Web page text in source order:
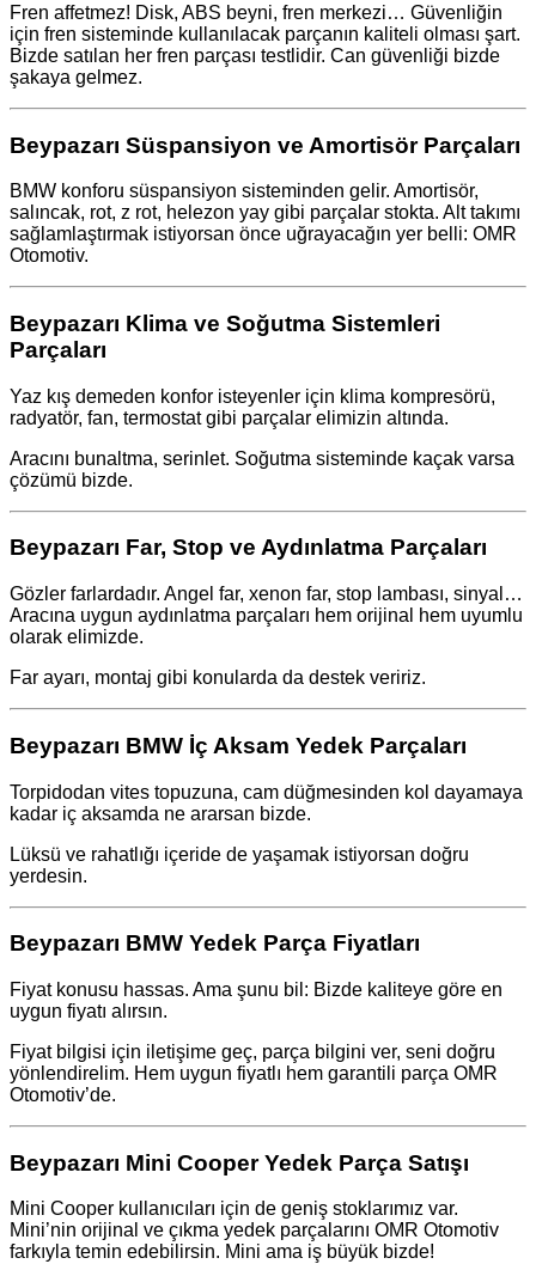
Fren affetmez! Disk, ABS beyni, fren merkezi… Güvenliğin
için fren sisteminde kullanılacak parçanın kaliteli olması şart.
Bizde satılan her fren parçası testlidir. Can güvenliği bizde
şakaya gelmez.
Beypazarı Süspansiyon ve Amortisör Parçaları
BMW konforu süspansiyon sisteminden gelir. Amortisör,
salıncak, rot, z rot, helezon yay gibi parçalar stokta. Alt takımı
sağlamlaştırmak istiyorsan önce uğrayacağın yer belli: OMR
Otomotiv.
Beypazarı Klima ve Soğutma Sistemleri
Parçaları
Yaz kış demeden konfor isteyenler için klima kompresörü,
radyatör, fan, termostat gibi parçalar elimizin altında.
Aracını bunaltma, serinlet. Soğutma sisteminde kaçak varsa
çözümü bizde.
Beypazarı Far, Stop ve Aydınlatma Parçaları
Gözler farlardadır. Angel far, xenon far, stop lambası, sinyal…
Aracına uygun aydınlatma parçaları hem orijinal hem uyumlu
olarak elimizde.
Far ayarı, montaj gibi konularda da destek veririz.
Beypazarı BMW İç Aksam Yedek Parçaları
Torpidodan vites topuzuna, cam düğmesinden kol dayamaya
kadar iç aksamda ne ararsan bizde.
Lüksü ve rahatlığı içeride de yaşamak istiyorsan doğru
yerdesin.
Beypazarı BMW Yedek Parça Fiyatları
Fiyat konusu hassas. Ama şunu bil: Bizde kaliteye göre en
uygun fiyatı alırsın.
Fiyat bilgisi için iletişime geç, parça bilgini ver, seni doğru
yönlendirelim. Hem uygun fiyatlı hem garantili parça OMR
Otomotiv’de.
Beypazarı Mini Cooper Yedek Parça Satışı
Mini Cooper kullanıcıları için de geniş stoklarımız var.
Mini’nin orijinal ve çıkma yedek parçalarını OMR Otomotiv
farkıyla temin edebilirsin. Mini ama iş büyük bizde!